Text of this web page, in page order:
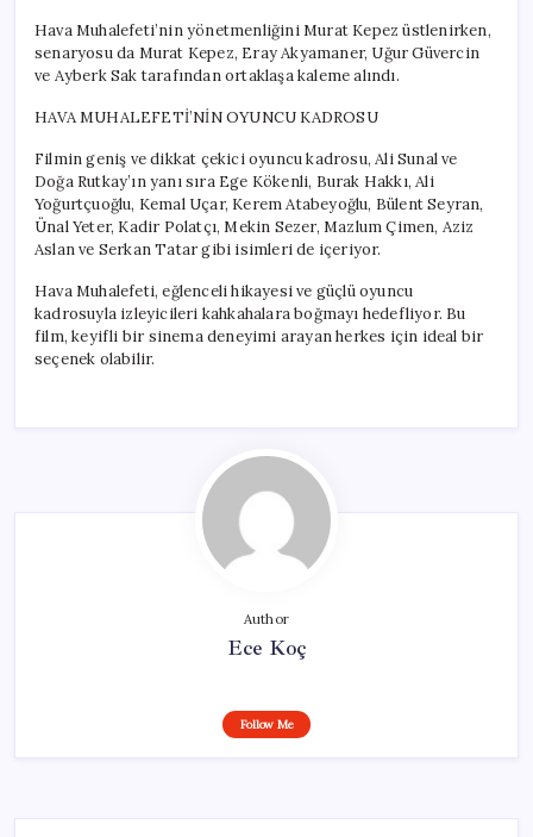
Hava Muhalefeti’nin yönetmenliğini Murat Kepez üstlenirken,
senaryosu da Murat Kepez, Eray Akyamaner, Uğur Güvercin
ve Ayberk Sak tarafından ortaklaşa kaleme alındı.
HAVA MUHALEFETİ’NİN OYUNCU KADROSU
Filmin geniş ve dikkat çekici oyuncu kadrosu, Ali Sunal ve
Doğa Rutkay’ın yanı sıra Ege Kökenli, Burak Hakkı, Ali
Yoğurtçuoğlu, Kemal Uçar, Kerem Atabeyoğlu, Bülent Seyran,
Ünal Yeter, Kadir Polatçı, Mekin Sezer, Mazlum Çimen, Aziz
Aslan ve Serkan Tatar gibi isimleri de içeriyor.
Hava Muhalefeti, eğlenceli hikayesi ve güçlü oyuncu
kadrosuyla izleyicileri kahkahalara boğmayı hedefliyor. Bu
film, keyifli bir sinema deneyimi arayan herkes için ideal bir
seçenek olabilir.
Author
Ece Koç
Follow Me